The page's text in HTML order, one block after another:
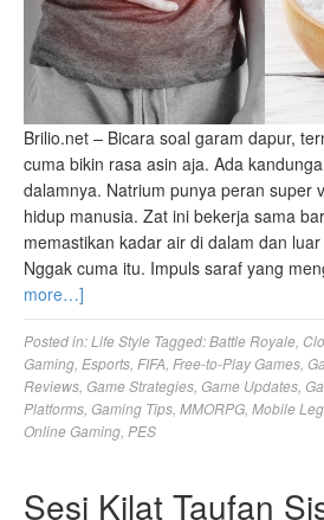
Brilio.net – Bicara soal garam dapur,
cuma bikin rasa asin aja. Ada
dalamnya. Natrium punya peran super
hidup manusia. Zat ini bekerja sama
memastikan kadar air di dalam dan
Nggak cuma itu. Impuls saraf yang
more…]
Posted in:Life Style Tagged:Battle Royale
Gaming Esports FIFA Free-to-Play Games
Reviews Game Strategies Game Updates
Platforms Gaming Tips MMORPG Mobile
Online Gaming PES
Sesi Kilat Taufan